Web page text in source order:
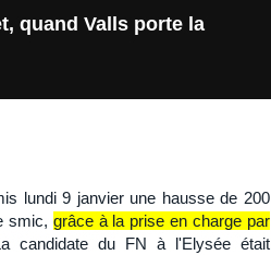
quand Valls porte la
lundi 9 janvier une hausse de 200
smic, grâce à la prise en charge par
candidate du FN à l'Elysée était